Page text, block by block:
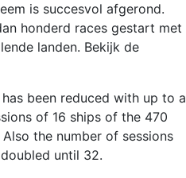
is succesvol afgerond.
honderd races gestart met
landen. Bekijk de
been reduced with up to a
of 16 ships of the 470
the number of sessions
until 32.